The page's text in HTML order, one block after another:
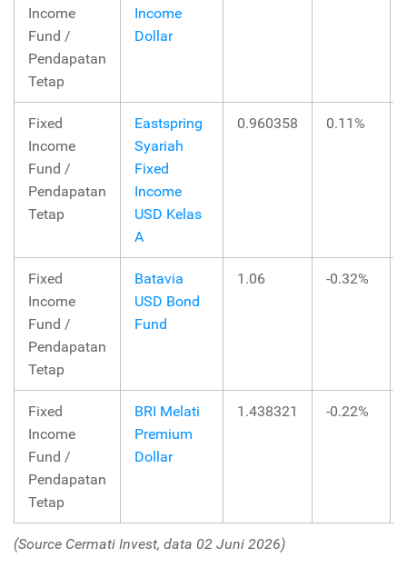
Income
Fund /
Pendapatan
Tetap
Income
Dollar
Fixed
Income
Fund /
Pendapatan
Tetap
Eastspring
Syariah
Fixed
Income
USD Kelas
A
0.960358 0.11%
Fixed
Income
Fund /
Pendapatan
Tetap
Batavia
USD Bond
Fund
1.06 -0.32%
Fixed
Income
Fund /
Pendapatan
Tetap
BRI Melati
Premium
Dollar
1.438321 -0.22%
(Source Cermati Invest, data 02 Juni 2026)